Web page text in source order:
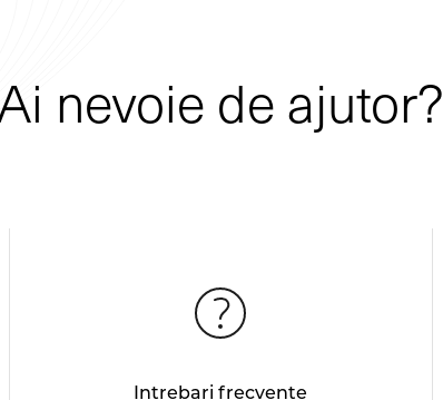
nevoie de ajutor?
Intrebari frecvente